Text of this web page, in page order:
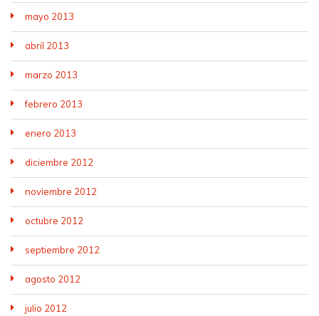
mayo 2013
abril 2013
marzo 2013
febrero 2013
enero 2013
diciembre 2012
noviembre 2012
octubre 2012
septiembre 2012
agosto 2012
julio 2012